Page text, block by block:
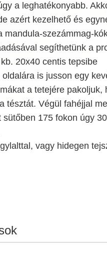
a leghatékonyabb.
azért kezelhető és
mandula-szezámmag-
segíthetünk a
20x40 centis tepsibe
is jusson egy
a tetejére pakoljuk,
tésztát. Végül fahéjjal
sütőben 175 fokon úgy
vagy hidegen